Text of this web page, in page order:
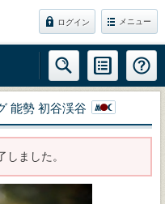
ログイン メニュー
能勢 初谷渓谷
ました。